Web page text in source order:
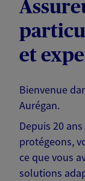
et
Bienvenue
Aurégan.
Depuis 20
protégeons,
ce que vous
solutions